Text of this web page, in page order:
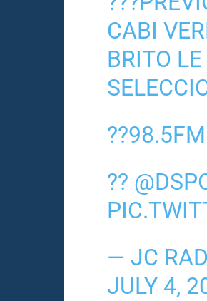
CABI
BRITO
??98.5FM
??
— JC
JULY 4,